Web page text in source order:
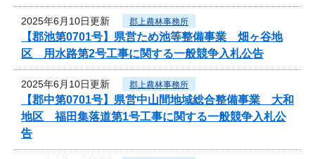
2025年6月10日更新 郡上農林事務所
【郡池第0701号】県営ため池等整備事業 畑ヶ谷地
区 用水路第2号工事に関する一般競争入札公告
2025年6月10日更新 郡上農林事務所
【郡中第0701号】県営中山間地域総合整備事業 大和
地区 福田集落道第1号工事に関する一般競争入札公
告